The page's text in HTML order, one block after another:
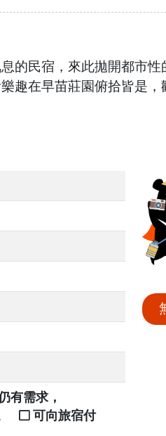
的民宿，來此拋開都市
趣在早苗莊園俯拾皆是
有需求，
可向旅宿付